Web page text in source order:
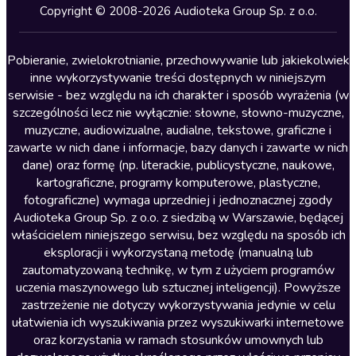
Kryminały
Lektury szkolne
Literatura anglojęzyczna
Literatura faktu
Literatura obyczajowa
Literatura piękna obca
Literatura piękna polska
Nagrania relaksacyjne
Nauka języków
Nauki humanistyczne
Podcasty i audycje
Polityka
Prasa
Copyright © 2008-2026 Audioteka Group Sp. z o.o.
Pobieranie, zwielokrotnianie, przechowywanie lub jakiekolwiek
inne wykorzystywanie treści dostępnych w niniejszym
serwisie - bez względu na ich charakter i sposób wyrażenia (w
szczególności lecz nie wyłącznie: słowne, słowno-muzyczne,
muzyczne, audiowizualne, audialne, tekstowe, graficzne i
zawarte w nich dane i informacje, bazy danych i zawarte w nich
dane) oraz formę (np. literackie, publicystyczne, naukowe,
kartograficzne, programy komputerowe, plastyczne,
fotograficzne) wymaga uprzedniej i jednoznacznej zgody
Audioteka Group Sp. z o.o. z siedzibą w Warszawie, będącej
właścicielem niniejszego serwisu, bez względu na sposób ich
eksploracji i wykorzystaną metodę (manualną lub
zautomatyzowaną technikę, w tym z użyciem programów
uczenia maszynowego lub sztucznej inteligencji). Powyższe
zastrzeżenie nie dotyczy wykorzystywania jedynie w celu
ułatwienia ich wyszukiwania przez wyszukiwarki internetowe
oraz korzystania w ramach stosunków umownych lub